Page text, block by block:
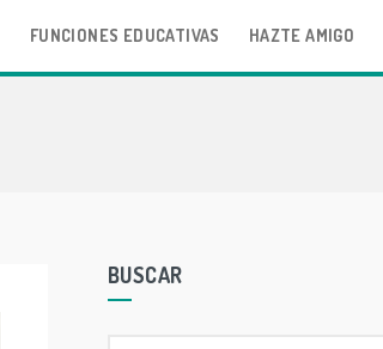
FUNCIONES EDUCATIVAS HAZTE AMIGO
BUSCAR